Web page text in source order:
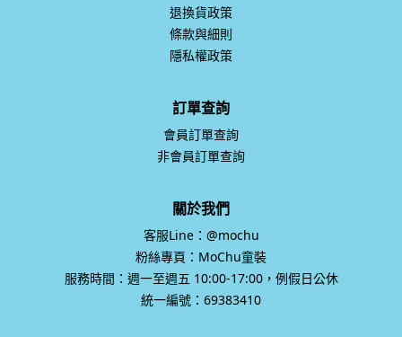
退換貨政策
條款與細則
隱私權政策
訂單查詢
會員訂單查詢
非會員訂單查詢
關於我們
客服Line：@mochu
粉絲專頁：MoChu童裝
服務時間：週一至週五 10:00-17:00，例假日公休
統一編號：69383410